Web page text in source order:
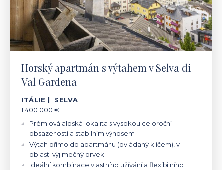
Horský apartmán s výtahem v Selva di
Val Gardena
ITÁLIE | SELVA
1 400 000 €
Prémiová alpská lokalita s vysokou celoroční
obsazeností a stabilním výnosem
Výtah přímo do apartmánu (ovládaný klíčem), v
oblasti výjimečný prvek
Ideální kombinace vlastního užívání a flexibilního